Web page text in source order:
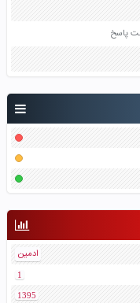
ادمین
1
1395